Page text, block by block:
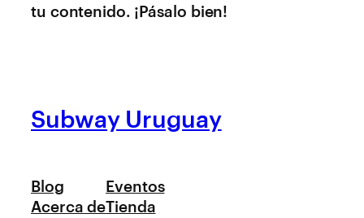
tu contenido. ¡Pásalo bien!
Subway Uruguay
Blog
Acerca de
Eventos
Tienda